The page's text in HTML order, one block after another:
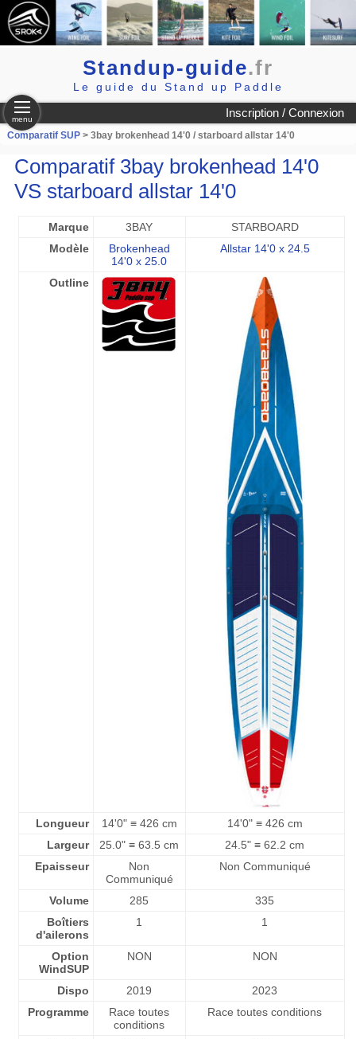
Standup-guide.fr
Le guide du Stand up Paddle
Inscription / Connexion
menu
Comparatif SUP > 3bay brokenhead 14'0 / starboard allstar 14'0
Comparatif 3bay brokenhead 14'0
VS starboard allstar 14'0
Marque 3BAY
STARBOARD
Modèle
Brokenhead
14'0 x 25.0
Allstar 14'0 x 24.5
Outline
Longueur 14'0" ≡ 426 cm
14'0" ≡ 426 cm
Largeur
25.0" ≡ 63.5 cm
24.5" ≡ 62.2 cm
Epaisseur
Non
Communiqué
Non Communiqué
Volume 285
335
Boîtiers
d'ailerons
1 1
Option
WindSUP
NON NON
Dispo 2019
2023
Programme
Race toutes
conditions
Race toutes conditions